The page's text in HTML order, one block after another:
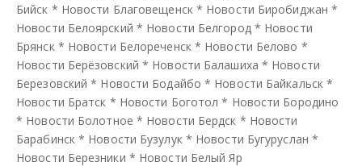
Бийск * Новости Благовещенск* Новости Биробиджан *
Новости Белоярский * Новости Белгород* Новости
Брянск* Новости Белореченск* Новости Белово *
Новости Берёзовский * Новости Балашиха * Новости
Березовский * Новости Бодайбо * Новости Байкальск*
Новости Братск * Новости Боготол * Новости Бородино
* Новости Болотное * Новости Бердск * Новости
Барабинск* Новости Бузулук* Новости Бугуруслан *
Новости Березники * Новости Белый Яр